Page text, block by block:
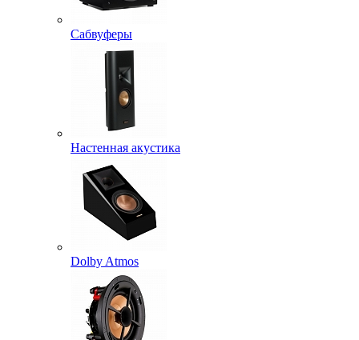
Сабвуферы
Настенная акустика
Dolby Atmos